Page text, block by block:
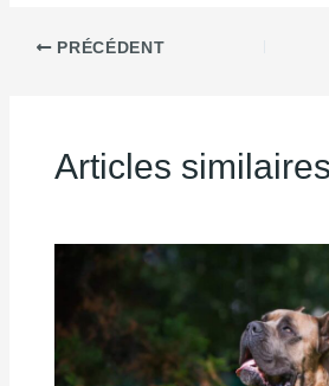
PRÉCÉDENT
Articles similaires